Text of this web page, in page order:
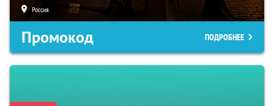
Россия
Промокод ПОДРОБНЕЕ